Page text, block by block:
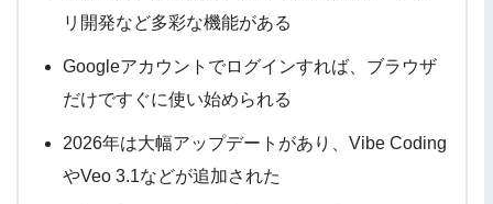
リ開発など多彩な機能がある
Googleアカウントでログインすれば、ブラウザ
だけですぐに使い始められる
2026年は大幅アップデートがあり、Vibe Coding
やVeo 3.1などが追加された